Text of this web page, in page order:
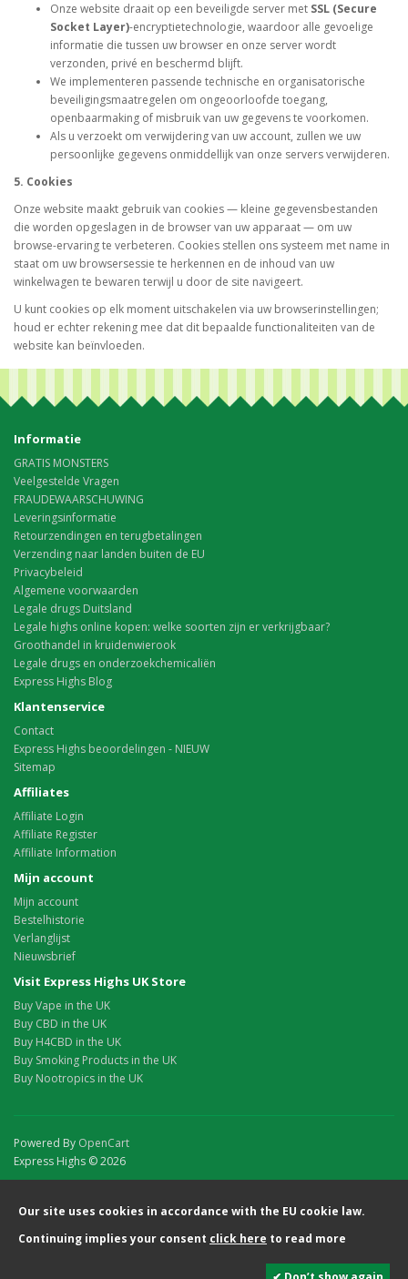
Onze website draait op een beveiligde server met SSL (Secure
Socket Layer)-encryptietechnologie, waardoor alle gevoelige
informatie die tussen uw browser en onze server wordt
verzonden, privé en beschermd blijft.
We implementeren passende technische en organisatorische
beveiligingsmaatregelen om ongeoorloofde toegang,
openbaarmaking of misbruik van uw gegevens te voorkomen.
Als u verzoekt om verwijdering van uw account, zullen we uw
persoonlijke gegevens onmiddellijk van onze servers verwijderen.
5. Cookies
Onze website maakt gebruik van cookies — kleine gegevensbestanden
die worden opgeslagen in de browser van uw apparaat — om uw
browse-ervaring te verbeteren. Cookies stellen ons systeem met name in
staat om uw browsersessie te herkennen en de inhoud van uw
winkelwagen te bewaren terwijl u door de site navigeert.
U kunt cookies op elk moment uitschakelen via uw browserinstellingen;
houd er echter rekening mee dat dit bepaalde functionaliteiten van de
website kan beïnvloeden.
Informatie
GRATIS MONSTERS
Veelgestelde Vragen
FRAUDEWAARSCHUWING
Leveringsinformatie
Retourzendingen en terugbetalingen
Verzending naar landen buiten de EU
Privacybeleid
Algemene voorwaarden
Legale drugs Duitsland
Legale highs online kopen: welke soorten zijn er verkrijgbaar?
Groothandel in kruidenwierook
Legale drugs en onderzoekchemicaliën
Express Highs Blog
Klantenservice
Contact
Express Highs beoordelingen - NIEUW
Sitemap
Affiliates
Affiliate Login
Affiliate Register
Affiliate Information
Mijn account
Mijn account
Bestelhistorie
Verlanglijst
Nieuwsbrief
Visit Express Highs UK Store
Buy Vape in the UK
Buy CBD in the UK
Buy H4CBD in the UK
Buy Smoking Products in the UK
Buy Nootropics in the UK
Powered By OpenCart
Express Highs © 2026
Our site uses cookies in accordance with the EU cookie law.
Continuing implies your consent click here to read more